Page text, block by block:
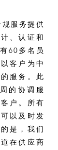
服务提供
、认证和
60多名员
客户为中
服务。此
的协调服
户。所有
以及时发
是，我们
在供应商